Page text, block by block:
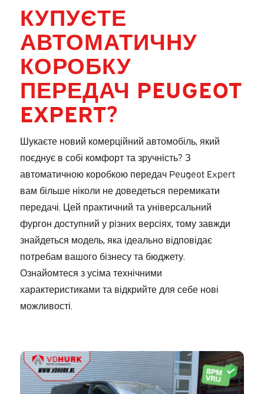
КУПУЄТЕ
АВТОМАТИЧНУ
КОРОБКУ
ПЕРЕДАЧ PEUGEOT
EXPERT?
Шукаєте новий комерційний автомобіль, який
поєднує в собі комфорт та зручність? З
автоматичною коробкою передач Peugeot Expert
вам більше ніколи не доведеться перемикати
передачі. Цей практичний та універсальний
фургон доступний у різних версіях, тому завжди
знайдеться модель, яка ідеально відповідає
потребам вашого бізнесу та бюджету.
Ознайомтеся з усіма технічними
характеристиками та відкрийте для себе нові
можливості.